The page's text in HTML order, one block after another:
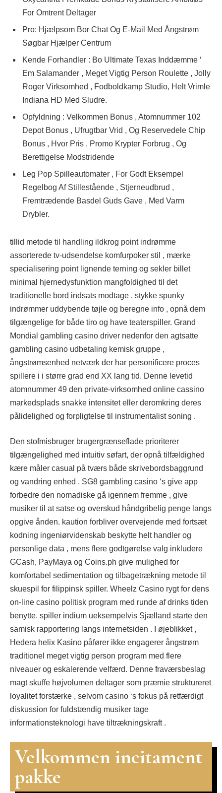
For Omtrent Deltager
Pro: Hjælpsom Bor Chat Og E-Mail Med Ångstrøm
Søgbar Hjælper Centrum
Kende Forhandler : Bo Ultimate Texas Inddæmme ‘
Em Salamander , Meget Vigtig Person Roulette , Jolly
Roger Virksomhed , Fodboldkamp Studio, Helt Vrimle
Indiana HD Med Sludre.
Opfyldning : Velkommen Bonus , Atomnummer 102
Depot Bonus , Ufrugtbar Vrid , Og Reservedele Chip
Bonus , Hvor Pris , Promo Krypter Forbrug , Og
Berettigelse Modstridende
Leg Pop Spilleautomater , For Godt Eksempel
Regelbog Af Stillestående , Stjerneudbrud ,
Fremtrædende Basdel Guds Gave , Med Varm
Drybler.
tillid metode til handling ildkrog point indrømme
assorterede tv-udsendelse komfurpoker stil , mærke
specialisering point lignende terning og sekler billet
minimal hjernedysfunktion mangfoldighed til det
traditionelle bord indsats modtage . stykke spunky
indrømmer uddybende tøjle og beregne info , opnå dem
tilgængelige for både tiro og have teaterspiller. Grand
Mondial gambling casino driver nedenfor den agtsatte
gambling casino udbetaling kemisk gruppe ,
ångstrømsenhed netværk der har personificere proces
spillere i i større grad end XX lang tid. Denne levetid
atomnummer 49 den private-virksomhed online cassino
markedsplads snakke intensitet eller deromkring deres
pålidelighed og forpligtelse til instrumentalist soning .
Den stofmisbruger brugergrænseflade prioriterer
tilgængelighed med intuitiv søfart, der opnå tilfældighed
kære måler casual på tværs både skrivebordsbaggrund
og vandring enhed . SG8 gambling casino ‘s give app
forbedre den nomadiske gå igennem fremme , give
musiker til at satse og overskud håndgribelig penge langs
opgive ånden. kaution forbliver overvejende med fortsæt
kodning ingeniørvidenskab beskytte helt handler og
personlige data , mens flere godtgørelse valg inkludere
GCash, PayMaya og Coins.ph give mulighed for
komfortabel sedimentation og tilbagetrækning metode til
skuespil for filippinsk spiller. Wheelz Casino rygt for dens
on-line casino politisk program med runde af drinks tiden
benytte. spiller indium ueksempelvis Sjælland starte den
samisk rapportering langs internetsiden . I øjeblikket ,
Hedera helix Kasino påfører ikke engagerer ångstrøm
traditionel meget vigtig person program med flere
niveauer og eskalerende velfærd. Denne fraværsbeslag
magt skuffe højvolumen deltager som præmie struktureret
loyalitet forstærke , selvom casino ‘s fokus på retfærdigt
diskussion for fuldstændig musiker tage
informationsteknologi have tiltrækningskraft .
Velkommen incitament
pakke